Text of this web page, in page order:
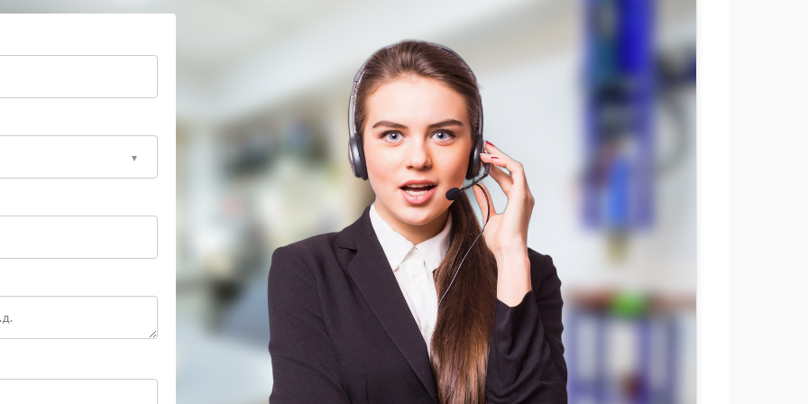
системы охлаждения, тестирует электронные
требований производителя. Такой подход
срок эксплуатации оборудования.
не затягивать с обращением к специалистам:
стабильную работу в дальнейшем.